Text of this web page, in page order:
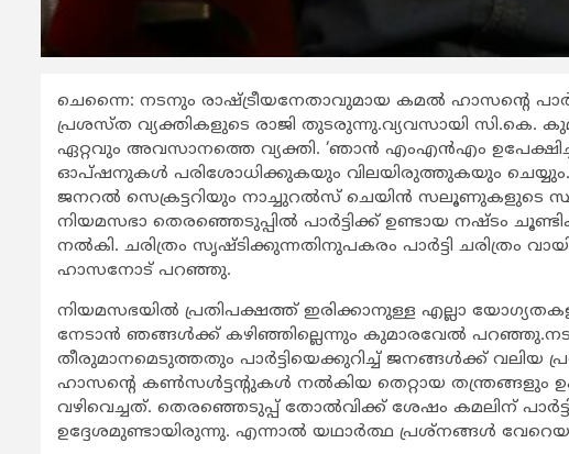
ചെന്നൈ: നടനും രാഷ്ട്രീയനേതാവുമായ കമല്‍ ഹാസന്‍റെ
പ്രശസ്ത വ്യക്തികളുടെ രാജി തുടരുന്നു.വ്യവസായി സി.കെ.
ഏറ്റവും അവസാനത്തെ വ്യക്തി. ‘ഞാന്‍ എംഎന്‍എം
ഓപ്ഷനുകള്‍ പരിശോധിക്കുകയും വിലയിരുത്തുകയും ചെയ്യും.
ജനറല്‍ സെക്രട്ടറിയും നാച്ചുറല്‍സ് ചെയിന്‍ സലൂണുകളുടെ
നിയമസഭാ തെരഞ്ഞെടുപ്പില്‍ പാര്‍ട്ടിക്ക് ഉണ്ടായ നഷ്ടം
നല്‍കി. ചരിത്രം സൃഷ്ടിക്കുന്നതിനുപകരം പാര്‍ട്ടി ചരിത്രം
ഹാസനോട് പറഞ്ഞു.
നിയമസഭയില്‍ പ്രതിപക്ഷത്ത് ഇരിക്കാനുള്ള എല്ലാ
നേടാന്‍ ഞങ്ങള്‍ക്ക് കഴിഞ്ഞില്ലെന്നും കുമാരവേല്‍
തീരുമാനമെടുത്തതും പാര്‍ട്ടിയെക്കുറിച്ച് ജനങ്ങള്‍ക്ക്
ഹാസന്‍റെ കണ്‍സള്‍ട്ടന്‍റുകള്‍ നല്‍കിയ തെറ്റായ തന്ത്രങ്ങളും
വഴിവെച്ചത്. തെരഞ്ഞെടുപ്പ് തോല്‍വിക്ക് ശേഷം കമലിന്
ഉദ്ദേശമുണ്ടായിരുന്നു. എന്നാല്‍ യഥാര്‍ത്ഥ പ്രശ്നങ്ങള്‍